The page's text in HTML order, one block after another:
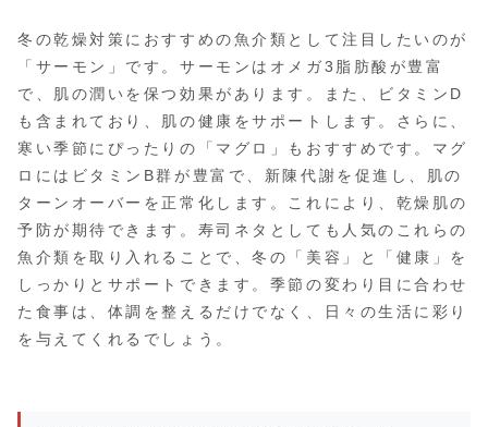
冬の乾燥対策におすすめの魚介類として注目したいのが
「サーモン」です。サーモンはオメガ3脂肪酸が豊富
で、肌の潤いを保つ効果があります。また、ビタミンD
も含まれており、肌の健康をサポートします。さらに、
寒い季節にぴったりの「マグロ」もおすすめです。マグ
ロにはビタミンB群が豊富で、新陳代謝を促進し、肌の
ターンオーバーを正常化します。これにより、乾燥肌の
予防が期待できます。寿司ネタとしても人気のこれらの
魚介類を取り入れることで、冬の「美容」と「健康」を
しっかりとサポートできます。季節の変わり目に合わせ
た食事は、体調を整えるだけでなく、日々の生活に彩り
を与えてくれるでしょう。